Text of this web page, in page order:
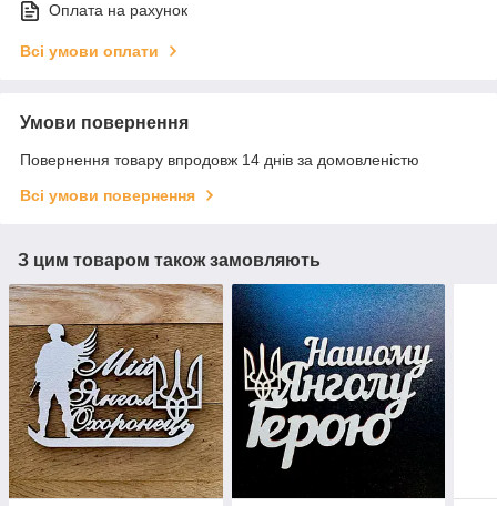
Оплата на рахунок
Всі умови оплати
Умови повернення
Повернення товару впродовж 14 днів за домовленістю
Всі умови повернення
З цим товаром також замовляють